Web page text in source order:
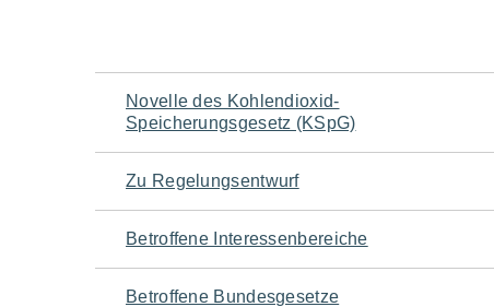
Navigation
für
den
Seiteninhalt
Novelle des Kohlendioxid-
Speicherungsgesetz (KSpG)
Zu Regelungsentwurf
Betroffene Interessenbereiche
Betroffene Bundesgesetze